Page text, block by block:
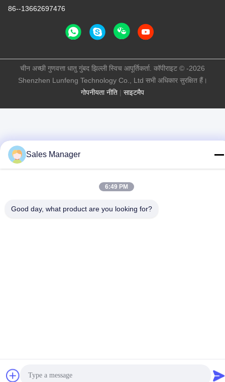
86--13662697476
गोपनीयता नीति | साइटमैप
चीन अच्छी गुणवत्ता धातु गुंबद झिल्ली स्विच आपूर्तिकर्ता. कॉपीराइट © -2026
Shenzhen Lunfeng Technology Co., Ltd सभी अधिकार सुरक्षित हैं।
Sales Manager
6:49 PM
Good day, what product are you looking for?